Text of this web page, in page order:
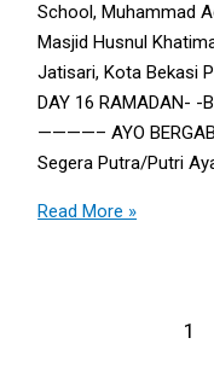
School, Muhammad
Masjid Husnul
Jatisari, Kota Bekasi
DAY 16 RAMADAN- -
————– AYO
Segera Putra/Putri
Read More »
1